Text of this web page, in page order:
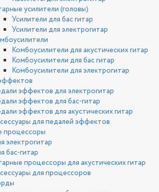
усилители (головы)
Усилители для бас гитар
Усилители для электрогитар
Комбоусилители для акустических гитар
Комбоусилители для бас гитар
Комбоусилители для электрогитар
эффектов для электрогитар
эффектов для бас-гитар
эффектов для акустических гитар
для педалей эффектов
процессоры
электрогитар
бас-гитар
процессоры для акустических гитар
для процессоров